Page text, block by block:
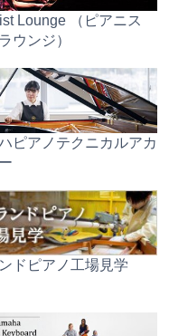
Lounge （ピアニス
ウンジ）
ピアノテクニカルアカ
ドピアノ工場見学